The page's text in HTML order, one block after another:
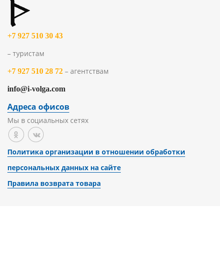
+7 927 510 30 43
– туристам
+7 927 510 28 72 – агентствам
info@i-volga.com
Адреса офисов
Мы в социальных сетях
Политика организации в отношении обработки
персональных данных на сайте
Правила возврата товара